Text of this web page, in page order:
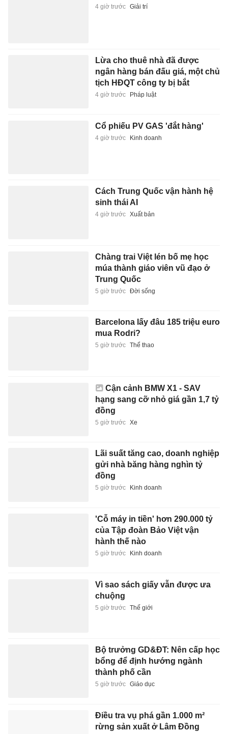
4 giờ trước Giải trí
Lừa cho thuê nhà đã được
ngân hàng bán đấu giá, một chủ
tịch HĐQT công ty bị bắt
4 giờ trước Pháp luật
Cổ phiếu PV GAS 'đắt hàng'
4 giờ trước Kinh doanh
Cách Trung Quốc vận hành hệ
sinh thái AI
4 giờ trước Xuất bản
Chàng trai Việt lén bố mẹ học
múa thành giáo viên vũ đạo ở
Trung Quốc
5 giờ trước Đời sống
Barcelona lấy đâu 185 triệu euro
mua Rodri?
5 giờ trước Thể thao
Cận cảnh BMW X1 - SAV
hạng sang cỡ nhỏ giá gần 1,7 tỷ
đồng
5 giờ trước Xe
Lãi suất tăng cao, doanh nghiệp
gửi nhà băng hàng nghìn tỷ
đồng
5 giờ trước Kinh doanh
'Cỗ máy in tiền' hơn 290.000 tỷ
của Tập đoàn Bảo Việt vận
hành thế nào
5 giờ trước Kinh doanh
Vì sao sách giấy vẫn được ưa
chuộng
5 giờ trước Thế giới
Bộ trưởng GD&ĐT: Nên cấp học
bổng để định hướng ngành
thành phố cần
5 giờ trước Giáo dục
Điều tra vụ phá gần 1.000 m²
rừng sản xuất ở Lâm Đồng